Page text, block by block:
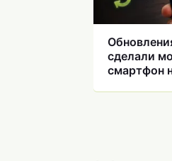
сделали
смартфон